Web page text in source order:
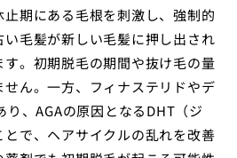
期にある毛根を刺激し、強制的
毛髪が新しい毛髪に押し出され
。初期脱毛の期間や抜け毛の量
ん。一方、フィナステリドやデ
、AGAの原因となるDHT（ジ
で、ヘアサイクルの乱れを改善